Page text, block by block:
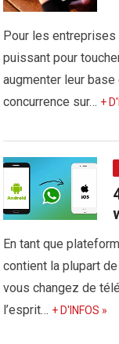
Pour les
puissant pour
augmenter leur base
concurrence sur… +
En tant que
contient la plupart
vous changez de
l’esprit… + D'INFOS »